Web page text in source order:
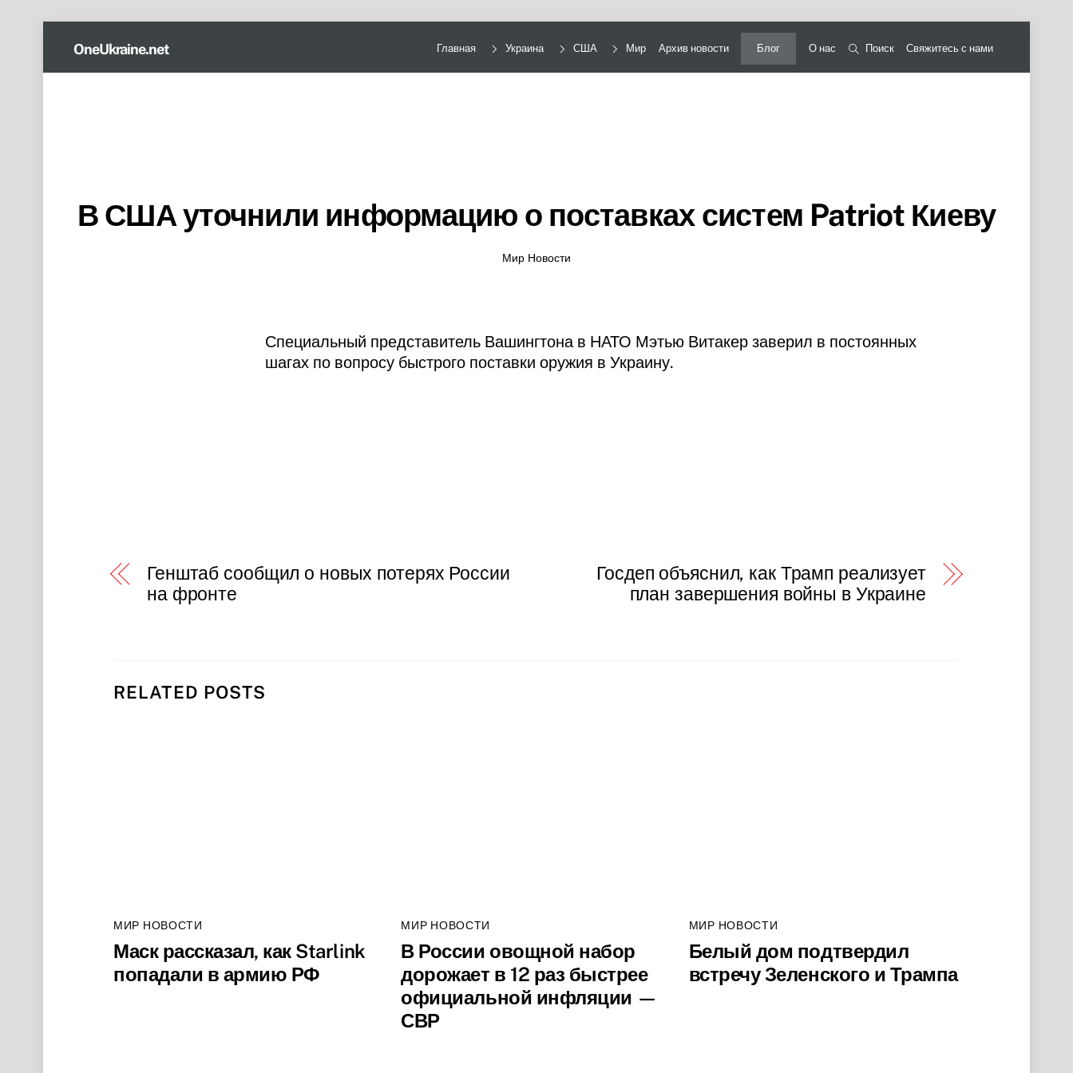
content
OneUkraine.net Главная Украина США Мир Архив новости Блог О нас Поиск Свяжитесь с нами
В США уточнили информацию о поставках систем Patriot Киеву
Мир Новости
Специальный представитель Вашингтона в НАТО Мэтью Витакер заверил в постоянных
шагах по вопросу быстрого поставки оружия в Украину.
Генштаб сообщил о новых потерях России
на фронте
Госдеп объяснил, как Трамп реализует
план завершения войны в Украине
RELATED POSTS
МИР НОВОСТИ
Маск рассказал, как Starlink
попадали в армию РФ
МИР НОВОСТИ
В России овощной набор
дорожает в 12 раз быстрее
официальной инфляции —
СВР
МИР НОВОСТИ
Белый дом подтвердил
встречу Зеленского и Трампа